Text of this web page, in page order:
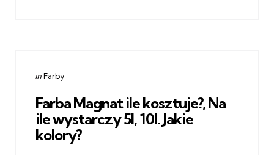
Categories
Posted
inFarby
Farba Magnat ile kosztuje?, Na
ile wystarczy 5l, 10l. Jakie
kolory?